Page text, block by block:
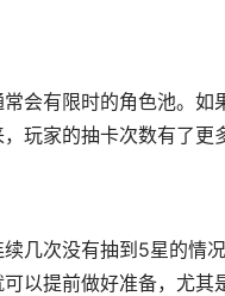
会有限时的角色池。
玩家的抽卡次数有了更
几次没有抽到5星的情
以提前做好准备，尤